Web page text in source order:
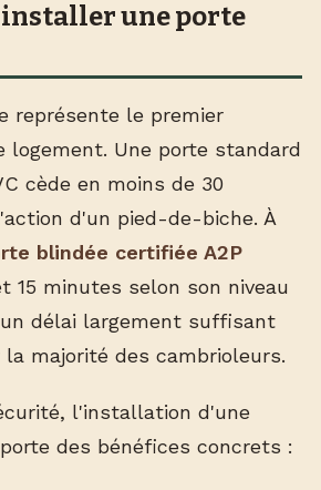
une porte
représente le premier
logement. Une porte standard
cède en moins de 30
d'un pied-de-biche. À
blindée certifiée A2P
15 minutes selon son niveau
délai largement suffisant
la majorité des cambrioleurs.
l'installation d'une
des bénéfices concrets :